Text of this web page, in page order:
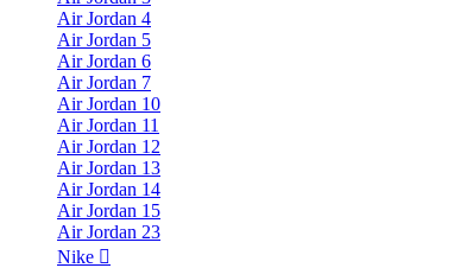
Air Jordan 4
Air Jordan 5
Air Jordan 6
Air Jordan 7
Air Jordan 10
Air Jordan 11
Air Jordan 12
Air Jordan 13
Air Jordan 14
Air Jordan 15
Air Jordan 23
Nike